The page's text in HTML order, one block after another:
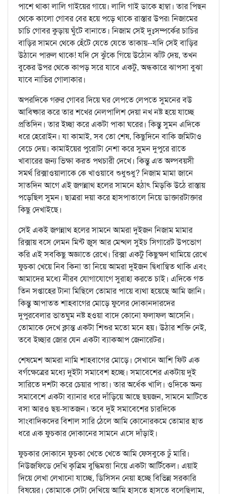
পাশে থাকা লালি গাইয়ের গায়ে। লালি গাই ডাকে হাম্বা। তার পিছন
থেকে কালো গোবর বের হয়ে পড়ে থাকে রাস্তার উপর৷ নিজামের
চাচি গোবর কুড়ায় ঘুঁটে বানাতে। নিজাম সেই দুঃসম্পর্কের চাচির
বাড়ির সামনে থেকে হেঁটে যেতে যেতে তাকায়--যদি সেই বাড়ির
উঠানে পারুল থাকে! যদি সে ঝুঁকে গিয়ে উঠোন ঝাঁট দেয়, তখন
বুকের উপর থেকে কাপড় সরে যাবে একটু, অন্ধকারে ঝাপসা বুঝা
যাবে নাভির গোলাকার।
অপরদিকে গরুর গোবর দিয়ে ঘর লেপতে লেপতে সুমনের বউ
আবিষ্কার করে তার শখের নেলপালিশ দেয়া নখ নষ্ট হয়ে যাচ্ছে
প্রতিদিন। তার ইচ্ছা করে একটা পাকা ঘরের। কিন্তু সুমন এদিকে
ধরে হেরোইন। যা কামাই, সব তো শেষ, কিছুদিনে বাকি জমিটাও
বেচে দেয়। কামাইয়ের পুরোটা নেশা করে সুমন দুপুরে রাতে
খাবারের জন্য ভিক্ষা করত পথচারী দেখে। কিন্তু এত অল্পবয়সী
সমর্থ রিক্সাওয়ালাকে কে খাওয়াবে শুধুশুধু? নিজাম মামা জানে
সাতদিন আগে এই জগন্নাথ হলের সামনে হঠাৎ মিড়কি উঠে রাস্তায়
পড়েছিল সুমন। ছাত্ররা দয়া করে হাসপাতালে নিয়ে ডাক্তারটাক্তার
কিছু দেখাইছে।
সেই একই জগন্নাথ হলের সামনে আমরা দুইজন নিজাম মামার
রিক্সায় বসে লেমন মিন্ট জুস আর মেন্থল সুইচ সিগারেট উপভোগ
করি এই সবকিছু অজ্ঞাতে রেখে। রিক্সা একটু কিছুক্ষণ থামিয়ে রেখে
ফুচকা খেয়ে নিব কিনা তা নিয়ে আমরা দুইজন দ্বিধান্বিত থাকি এবং
আমাদের মধ্যে নীরব যোগাযোগে সুরাহা করতে চাই। এদিকে গত
তিন সপ্তাহের টানা মিছিলে তোমার পায়ে ব্যথা হয়েছে আমি জানি।
কিন্তু আপাতত শাহবাগের মোড়ে ফুলের দোকানদারদের
দুপুরবেলার ভাতঘুম নষ্ট হওয়া বাদে কোনো ফলাফল আসেনি।
তোমাকে দেখে ক্লান্ত একটা শিশুর মতো মনে হয়। উঠার শক্তি নেই,
তবে ইচ্ছার জোর যেন একটা ব্যাকআপ জেনারেটর।
শেষমেশ আমরা নামি শাহবাগের মোড়ে। সেখানে আশি ফিট এক
বর্গক্ষেত্রের মধ্যে দুইটা সমাবেশ হচ্ছে। সমাবেশের একটায় দুই
সারিতে দশটা করে চেয়ার পাতা। তার অর্ধেক খালি। ওদিকে অন্য
সমাবেশে একটা ব্যানার ধরে দাঁড়িয়ে আছে ছয়জন, সামনে মাটিতে
বসা আরও ছয়-সাতজন। তবে দুই সমাবেশের চারদিকে
সাংবাদিকদের বিশাল সারি ঠেলে আমি কোনোরকমে তোমার হাত
ধরে এক ফুচকার দোকানের সামনে এসে দাঁড়াই।
ফুচকার দোকানে ফুচকা খেতে খেতে আমি ফেসবুকে ঢুঁ মারি।
নিউজফিডে দেখি কৃত্রিম বুদ্ধিমত্তা নিয়ে একটা আর্টিকেল। এয়াই
দিয়ে লেখা লেখানো যাচ্ছে, ডিসিসন নেয়া হচ্ছে বিভিন্ন সরকারি
বিষয়ের। তোমাকে সেটা দেখিয়ে আমি হাসতে হাসতে বলেছিলাম,